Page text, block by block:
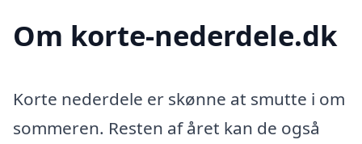
Om korte-nederdele.dk
Korte nederdele er skønne at smutte i om
sommeren. Resten af året kan de også